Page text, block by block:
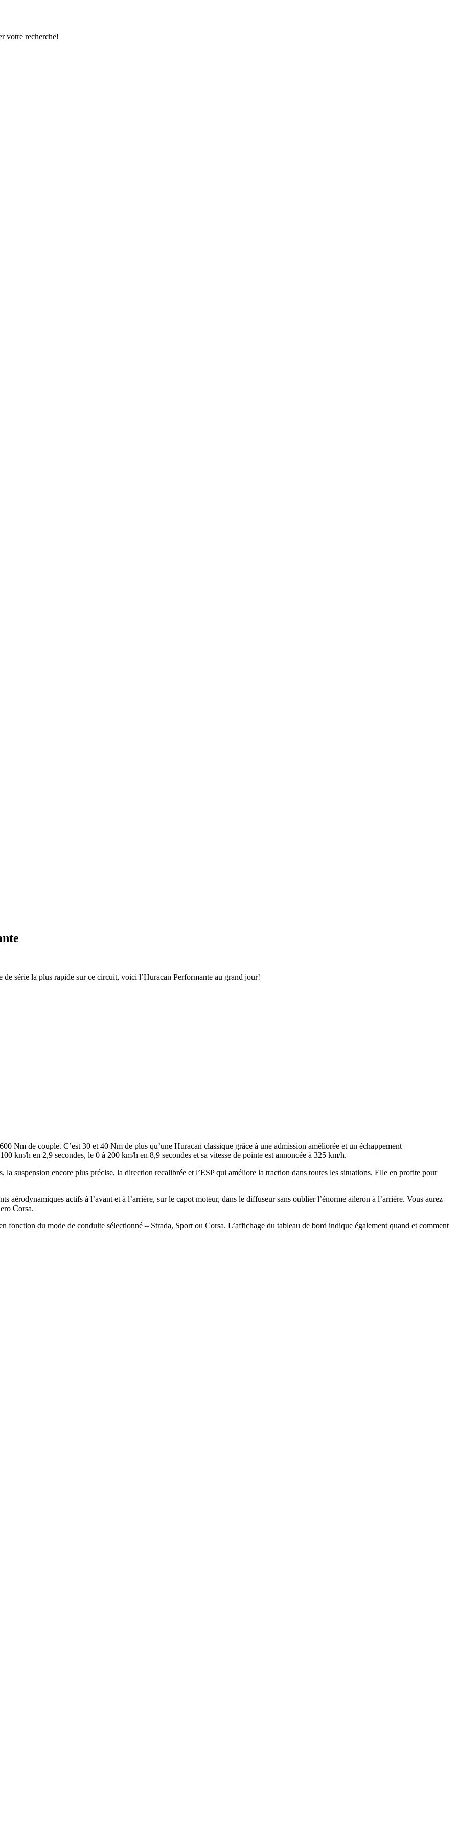
votre recherche!
de série la plus rapide sur ce circuit, voici l’Huracan Performante au grand jour!
Nm de couple. C’est 30 et 40 Nm de plus qu’une Huracan classique grâce à une admission améliorée et un échappement
km/h en 2,9 secondes, le 0 à 200 km/h en 8,9 secondes et sa vitesse de pointe est annoncée à 325 km/h.
suspension encore plus précise, la direction recalibrée et l’ESP qui améliore la traction dans toutes les situations. Elle en profite pour
aérodynamiques actifs à l’avant et à l’arrière, sur le capot moteur, dans le diffuseur sans oublier l’énorme aileron à l’arrière. Vous aurez
Corsa.
fonction du mode de conduite sélectionné – Strada, Sport ou Corsa. L’affichage du tableau de bord indique également quand et comment